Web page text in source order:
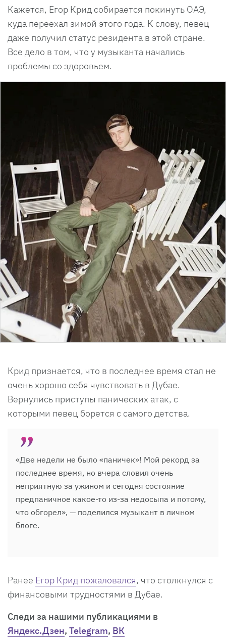
Кажется, Егор Крид собирается покинуть ОАЭ,
куда переехал зимой этого года. К слову, певец
даже получил статус резидента в этой стране.
Все дело в том, что у музыканта начались
проблемы со здоровьем.
Крид признается, что в последнее время стал не
очень хорошо себя чувствовать в Дубае.
Вернулись приступы панических атак, с
которыми певец борется с самого детства.
«Две недели не было «паничек»! Мой рекорд за
последнее время, но вчера словил очень
неприятную за ужином и сегодня состояние
предпаничное какое-то из-за недосыпа и потому,
что обгорел», — поделился музыкант в личном
блоге.
Ранее Егор Крид пожаловался, что столкнулся с
финансовыми трудностями в Дубае.
Следи за нашими публикациями в
Яндекс.Дзен, Telegram, ВК